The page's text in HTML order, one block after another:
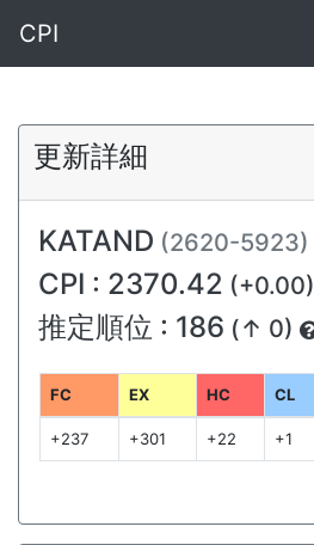
CPI
更新詳細
KATAND (2620-5923)
CPI : 2370.42 (+0.00)
推定順位 : 186 (↑ 0)
FC EX HC CL
+237 +301 +22 +1